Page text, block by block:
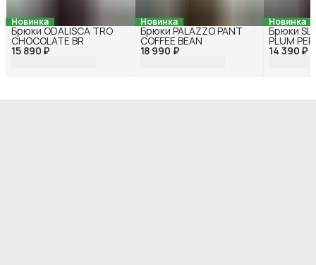
Новинка
15 890 ₽
Брюки ODALISCA TRO
CHOCOLATE BR
Новинка
18 990 ₽
Брюки PALAZZO PANT
COFFEE BEAN
Новинка
14 390 ₽
Брюки
PLUM